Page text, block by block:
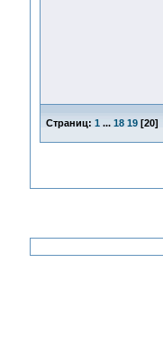
Страниц: 1 ... 18 19[20]